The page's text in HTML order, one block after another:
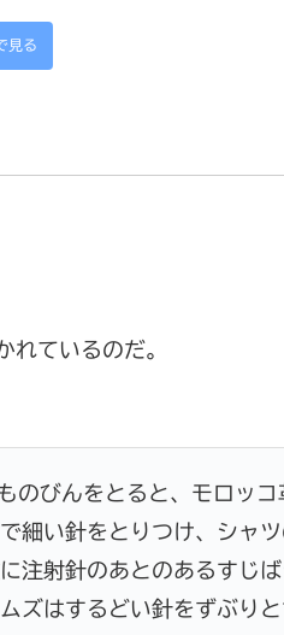
見る
ているのだ。
びんをとると、モロッコ
細い針をとりつけ、シャ
注射針のあとのあるすじ
ズはするどい針をずぶり